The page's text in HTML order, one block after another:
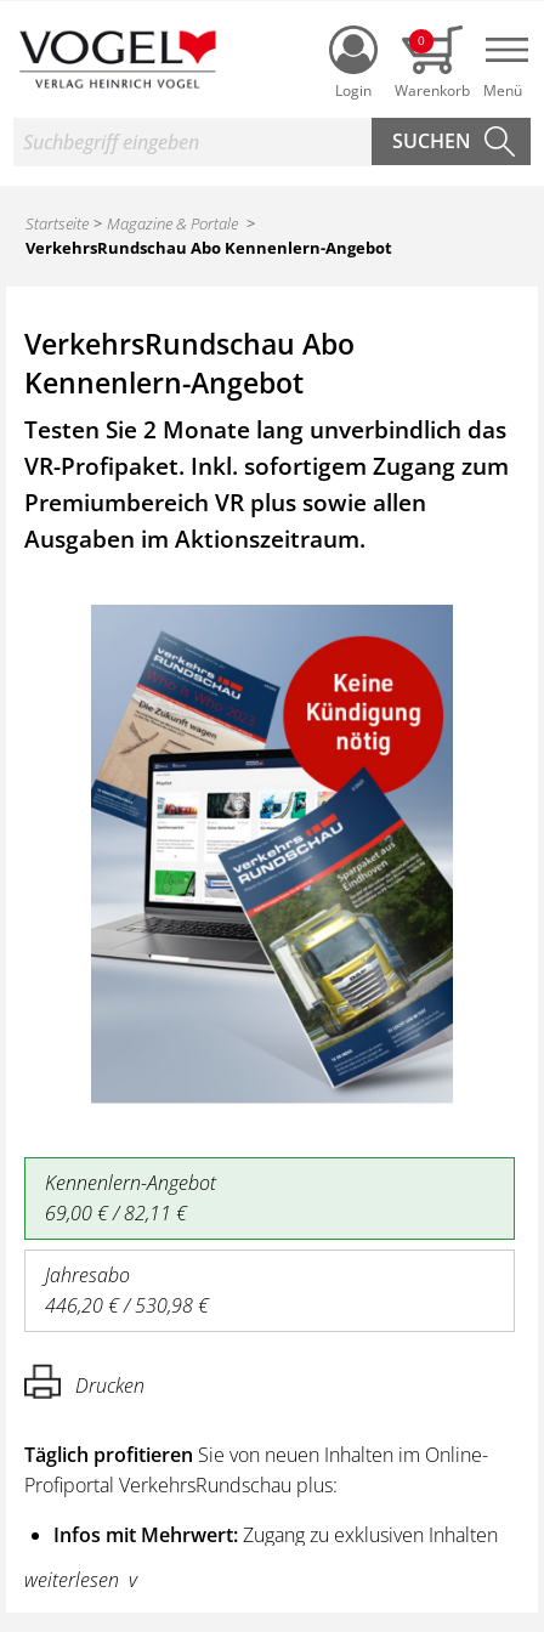
Login
0
Suche
Startseite
Magazine & Portale
VerkehrsRundschau Abo Kennenlern-Angebot
VerkehrsRundschau Abo
Kennenlern-Angebot
Testen Sie 2 Monate lang unverbindlich das
VR-Profipaket. Inkl. sofortigem Zugang zum
Premiumbereich VR plus sowie allen
Ausgaben im Aktionszeitraum.
Kennenlern-Angebot
69,00 € / 82,11 €
Jahresabo
446,20 € / 530,98 €
Drucken
Täglich profitieren Sie von neuen Inhalten im Online-
Profiportal VerkehrsRundschau plus:
Infos mit Mehrwert:Zugang zu exklusiven Inhalten
und Hintergrundwissen – von aktuellen Regelungen
wie z. B. bei den Lenk- und Ruhezeiten,
weiterlesen